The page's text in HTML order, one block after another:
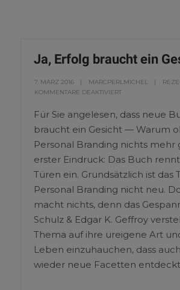
Ja, Erfolg braucht ein
7. MÄRZ 2016 MARCPERLMICHEL
KOMMENTARE DEAKTIVIERT
Für Sie angelesen, dass neue
braucht ein Gesicht — Warum
Personal Branding nichts mehr
erster Eindruck: Das Buch
Türen ein. Grundsätzlich ist das
Personal Branding nicht neu.
macht nichts, denn das
Schulz & Edgar K. Geffroy
Thema auf ihre ureigene Art
Leben einzuhauchen, dass
wieder neue Facetten